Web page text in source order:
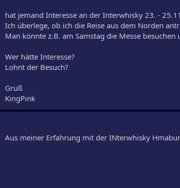
hat jemand Interesse an der Interwhisky 23. -
Ich überlege, ob ich die Reise aus dem Norden
Man könnte z.B. am Samstag die Messe
Wer hätte Interesse?
Lohnt der Besuch?
Gruß
KingPink
Aus meiner Erfahrung mit der INterwhisky